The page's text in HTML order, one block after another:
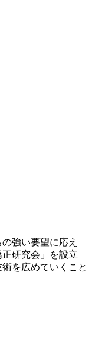
強い要望に応え
研究会」を設立
を広めていくこと